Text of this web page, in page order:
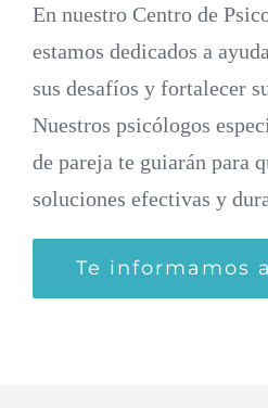
En nuestro Centro de
estamos dedicados a
sus desafíos y fortalecer
Nuestros psicólogos
de pareja te guiarán para
soluciones efectivas y
Te informamos